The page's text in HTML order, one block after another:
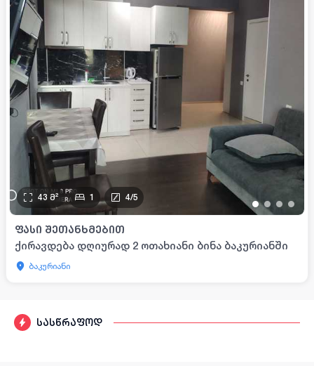
სასწრაფოდ
•• • •
43 მ² 1 4/5
ᲤᲐᲡᲘ ᲨᲔᲗᲐᲜᲮᲛᲔᲑᲘᲗ
ქირავდება დღიურად 2 ოთახიანი ბინა ბაკურიანში
ბაკურიანი